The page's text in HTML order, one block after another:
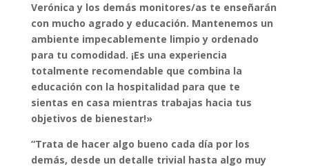
Verónica y los demás monitores/as te enseñarán
con mucho agrado y educación. Mantenemos un
ambiente impecablemente limpio y ordenado
para tu comodidad. ¡Es una experiencia
totalmente recomendable que combina la
educación con la hospitalidad para que te
sientas en casa mientras trabajas hacia tus
objetivos de bienestar!»
“Trata de hacer algo bueno cada día por los
demás, desde un detalle trivial hasta algo muy